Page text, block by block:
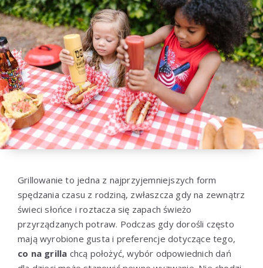
Grillowanie to jedna z najprzyjemniejszych form
spędzania czasu z rodziną, zwłaszcza gdy na zewnątrz
świeci słońce i roztacza się zapach świeżo
przyrządzanych potraw. Podczas gdy dorośli często
mają wyrobione gusta i preferencje dotyczące tego,
co na grilla chcą położyć, wybór odpowiednich dań